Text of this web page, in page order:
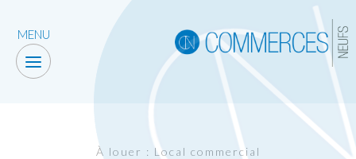
MENU
À louer : Local commercial